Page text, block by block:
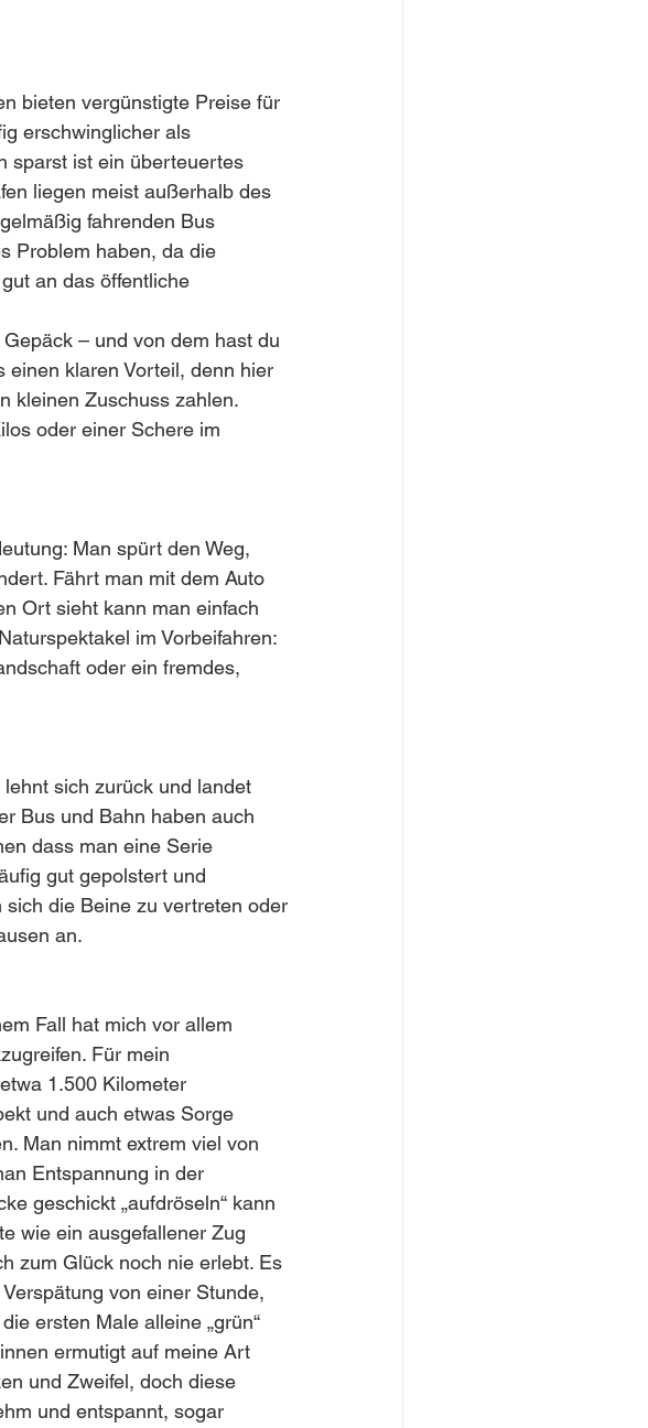
bieten vergünstigte Preise für
erschwinglicher als
sparst ist ein überteuertes
liegen meist außerhalb des
fahrenden Bus
Problem haben, da die
an das öffentliche
– und von dem hast du
einen klaren Vorteil, denn hier
kleinen Zuschuss zahlen.
oder einer Schere im
Man spürt den Weg,
Fährt man mit dem Auto
Ort sieht kann man einfach
im Vorbeifahren:
oder ein fremdes,
sich zurück und landet
Bus und Bahn haben auch
dass man eine Serie
gut gepolstert und
die Beine zu vertreten oder
an.
Fall hat mich vor allem
Für mein
1.500 Kilometer
und auch etwas Sorge
Man nimmt extrem viel von
Entspannung in der
geschickt „aufdröseln“ kann
wie ein ausgefallener Zug
zum Glück noch nie erlebt. Es
von einer Stunde,
ersten Male alleine „grün“
ermutigt auf meine Art
und Zweifel, doch diese
und entspannt, sogar